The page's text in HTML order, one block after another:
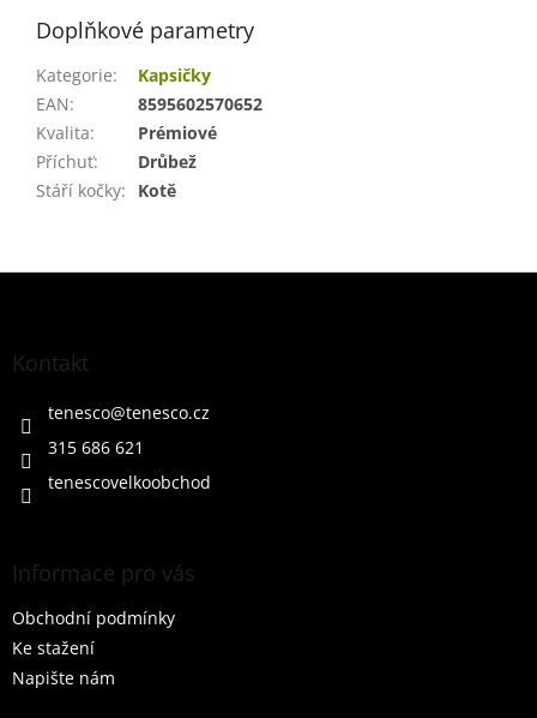
Doplňkové parametry
Kategorie:
Kapsičky
EAN:
8595602570652
Kvalita:
Prémiové
Příchuť:
Drůbež
Stáří kočky: Kotě
Z
Kontakt
tenesco@tenesco.cz
315 686 621
tenescovelkoobchod
Informace pro vás
Obchodní podmínky
Ke stažení
Napište nám